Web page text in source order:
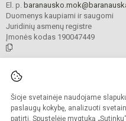
Šioje svetainėje naudojame
paslaugų kokybę, analizuoti
patirtį. Spustelėję mygtuką
El. p.
Duomenys kaupiami ir saugomi
Juridinių asmenų registre
Įmonės kodas 190047449
Kopijuoti turinį be raštiško